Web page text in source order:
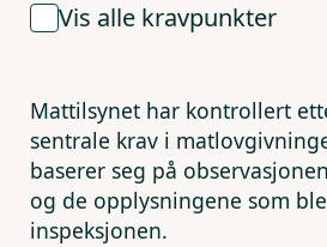
Vis alle kravpunkter
Mattilsynet har kontrollert
sentrale krav i
baserer seg på
og de opplysningene som
inspeksjonen.